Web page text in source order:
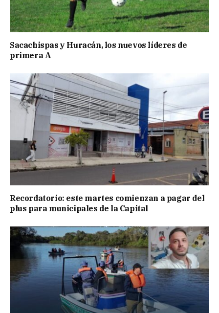
Sacachispas y Huracán, los nuevos líderes de
primera A
Recordatorio: este martes comienzan a pagar del
plus para municipales de la Capital